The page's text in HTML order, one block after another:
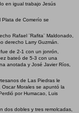
en igual trabajo Jesús
Plata de Comerío se
Rafael ¨Rafita¨ Maldonado,
derecho Larry Guzmán.
de 2-1 con un jonrón,
bateó de 5-3 con una
anotada y José Javier Ríos,
de Las Piedras le
Morales se apuntó la
por Humacao, Luis
dos dobles y tres remolcadas,